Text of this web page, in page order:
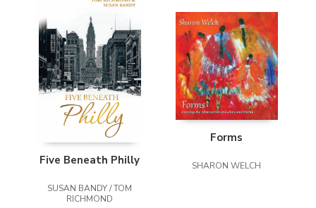
Five Beneath Philly
SUSAN BANDY / TOM
RICHMOND
Forms
SHARON WELCH